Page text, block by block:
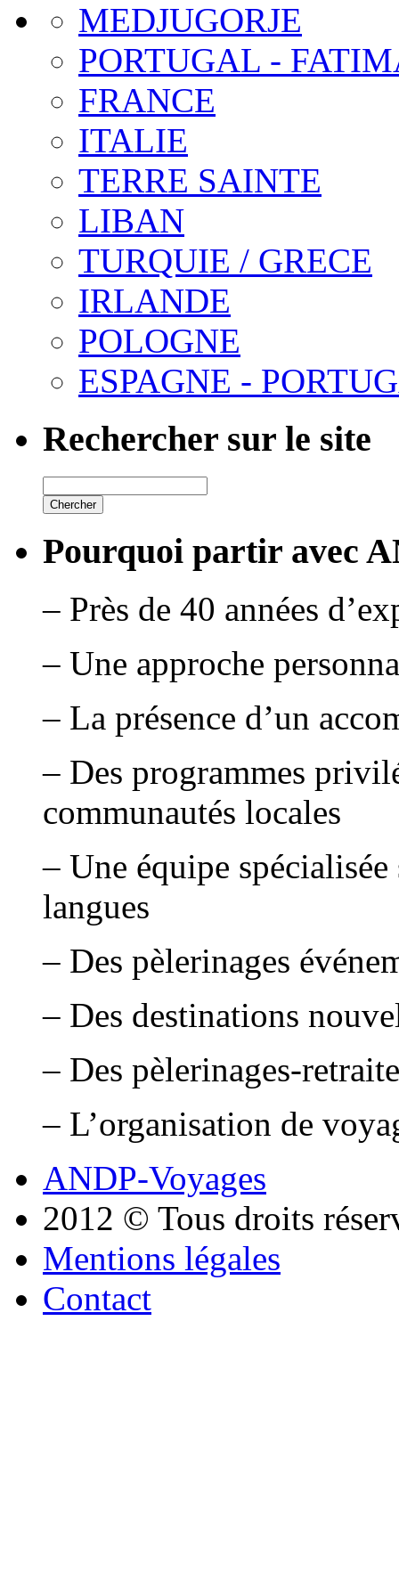
MEDJUGORJE
PORTUGAL -
FRANCE
ITALIE
TERRE SAINTE
LIBAN
TURQUIE / GRECE
IRLANDE
POLOGNE
ESPAGNE -
Rechercher sur le site
Pourquoi partir avec
– Près de 40 années
– Une approche
– La présence d’un
– Des programmes
communautés locales
– Une équipe
langues
– Des pèlerinages
– Des destinations
– Des pèlerinages-
– L’organisation de
ANDP-Voyages
2012 © Tous droits
Mentions légales
Contact